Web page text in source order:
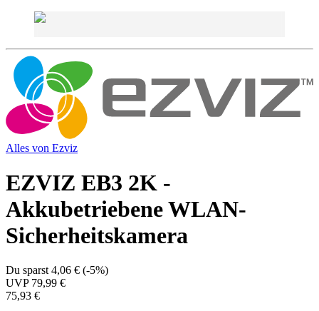
Alles von Ezviz
EZVIZ EB3 2K -
Akkubetriebene WLAN-
Sicherheitskamera
Du sparst4,06 € (-5%)
UVP 79,99 €
75,93 €